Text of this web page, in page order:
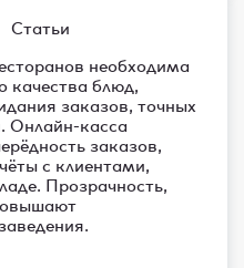
Статьи
необходима
качества блюд,
заказов, точных
Онлайн-касса
заказов,
с клиентами,
Прозрачность,